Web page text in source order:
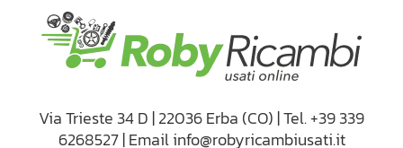
Via Trieste 34 D | 22036 Erba (CO) | Tel. +39 339
6268527 | Email info@robyricambiusati.it